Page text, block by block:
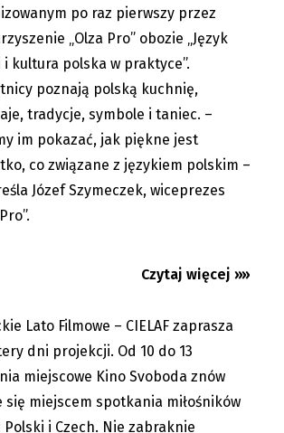
po raz pierwszy przez
„Olza Pro” obozie „Język
i kultura polska w praktyce”.
poznają polską kuchnię,
tradycje, symbole i taniec. –
im pokazać, jak piękne jest
co związane z językiem polskim –
Józef Szymeczek, wiceprezes
Czytaj więcej »»
05.08.2026
Lato Filmowe 2026.
dobrego kina z Polski,...
Lato Filmowe – CIELAF zaprasza
dni projekcji. Od 10 do 13
miejscowe Kino Svoboda znów
się miejscem spotkania miłośników
Polski i Czech. Nie zabraknie